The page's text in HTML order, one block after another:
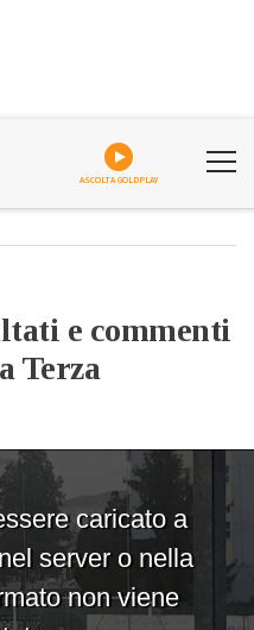
ASCOLTA GOLDPLAY
e commenti
Terza